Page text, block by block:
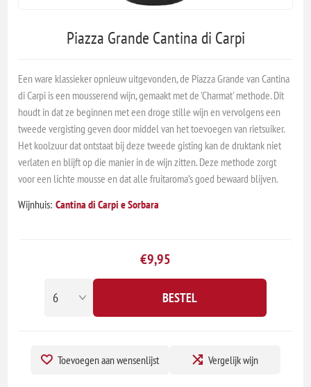
Piazza Grande Cantina di Carpi
Een ware klassieker opnieuw uitgevonden, de Piazza Grande van Cantina
di Carpi is een mousserend wijn, gemaakt met de 'Charmat' methode. Dit
houdt in dat ze beginnen met een droge stille wijn en vervolgens een
tweede vergisting geven door middel van het toevoegen van rietsuiker.
Het koolzuur dat ontstaat bij deze tweede gisting kan de druktank niet
verlaten en blijft op die manier in de wijn zitten. Deze methode zorgt
voor een lichte mousse en dat alle fruitaroma’s goed bewaard blijven.
Wijnhuis: Cantina di Carpi e Sorbara
€9,95
BESTEL
Toevoegen aan wensenlijst Vergelijk wijn